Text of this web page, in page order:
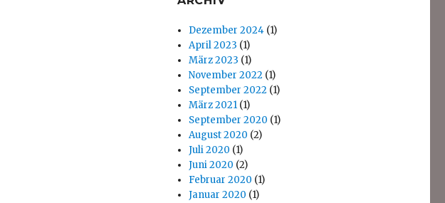
Dezember 2024 (1)
April 2023 (1)
März 2023 (1)
November 2022 (1)
September 2022 (1)
März 2021 (1)
September 2020 (1)
August 2020 (2)
Juli 2020 (1)
Juni 2020 (2)
Februar 2020 (1)
Januar 2020 (1)